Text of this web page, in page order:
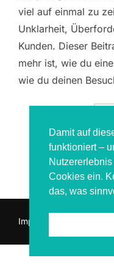
viel auf einmal zu
Unklarheit,
Kunden. Dieser
mehr ist, wie du
wie du deinen
Impressum &
Damit auf
funktioniert –
Cookies ein.
das, was